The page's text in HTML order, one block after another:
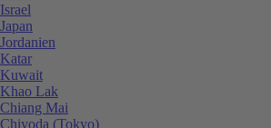
Israel
Japan
Jordanien
Katar
Kuwait
Khao Lak
Chiang Mai
Chiyoda (Tokyo)